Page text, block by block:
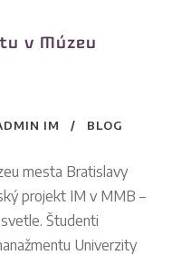
v Múzeu
IM BLOG
mesta Bratislavy
projekt IM v MMB –
Študenti
Univerzity